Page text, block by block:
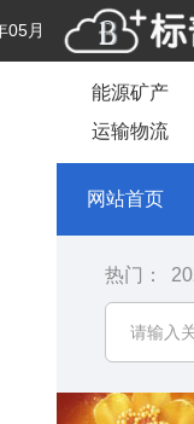
05月
能源矿产
运输物流
网站首页
热门：